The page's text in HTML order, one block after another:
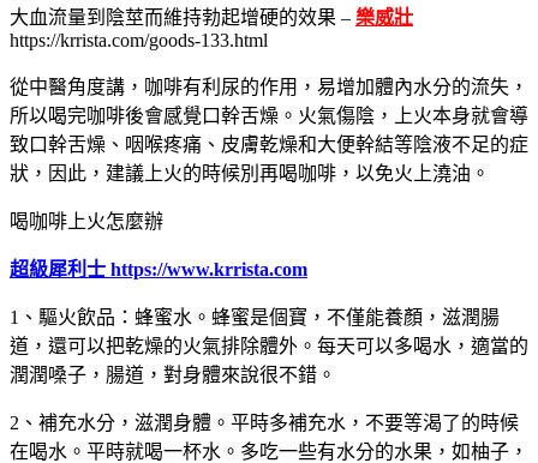
大血流量到陰莖而維持勃起增硬的效果 – 樂威壯
https://krrista.com/goods-133.html
從中醫角度講，咖啡有利尿的作用，易增加體內水分的流失，
所以喝完咖啡後會感覺口幹舌燥。火氣傷陰，上火本身就會導
致口幹舌燥、咽喉疼痛、皮膚乾燥和大便幹結等陰液不足的症
狀，因此，建議上火的時候別再喝咖啡，以免火上澆油。
喝咖啡上火怎麼辦
超級犀利士 https://www.krrista.com
1、驅火飲品：蜂蜜水。蜂蜜是個寶，不僅能養顏，滋潤腸
道，還可以把乾燥的火氣排除體外。每天可以多喝水，適當的
潤潤嗓子，腸道，對身體來說很不錯。
2、補充水分，滋潤身體。平時多補充水，不要等渴了的時候
在喝水。平時就喝一杯水。多吃一些有水分的水果，如柚子，